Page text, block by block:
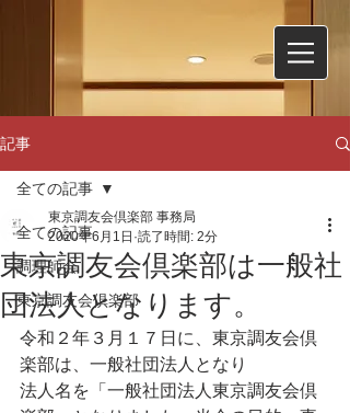
記事
全ての記事
調理師会
東京調友会倶楽部
全ての記事
東京調友会倶楽部は一般社
団法人となります。
東京調友会倶楽部 事務局
2020年6月1日 読了時間: 2分
令和２年３月１７日に、東京調友会倶
楽部は、一般社団法人となり
法人名を「一般社団法人東京調友会倶